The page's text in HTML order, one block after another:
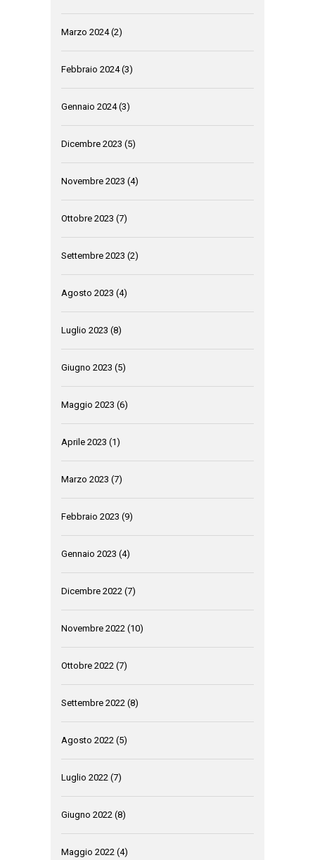
Marzo 2024(2)
Febbraio 2024(3)
Gennaio 2024(3)
Dicembre 2023 (5)
Novembre 2023 (4)
Ottobre 2023 (7)
Settembre 2023 (2)
Agosto 2023 (4)
Luglio 2023 (8)
Giugno 2023 (5)
Maggio 2023 (6)
Aprile 2023 (1)
Marzo 2023 (7)
Febbraio 2023 (9)
Gennaio 2023 (4)
Dicembre 2022 (7)
Novembre 2022 (10)
Ottobre 2022 (7)
Settembre 2022 (8)
Agosto 2022 (5)
Luglio 2022 (7)
Giugno 2022 (8)
Maggio 2022 (4)